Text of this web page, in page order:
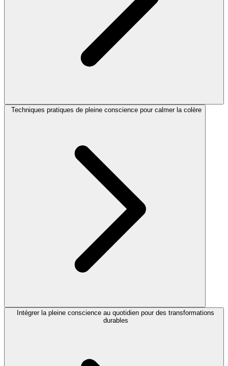
Techniques pratiques de pleine conscience pour calmer la colère
Intégrer la pleine conscience au quotidien pour des transformations
durables